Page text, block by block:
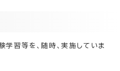
学習等を、随時、実施していま